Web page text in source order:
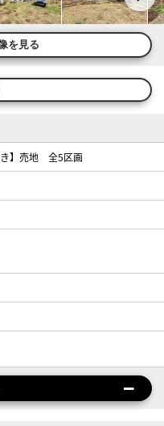
を見る
き】売地 全5区画